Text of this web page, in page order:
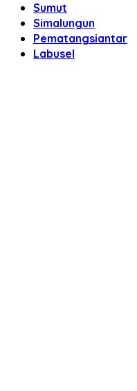
Sumut
Simalungun
Pematangsiantar
Labusel